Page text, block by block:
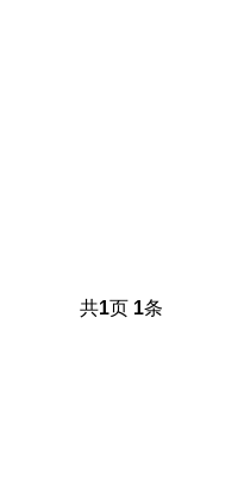
共1页 1条